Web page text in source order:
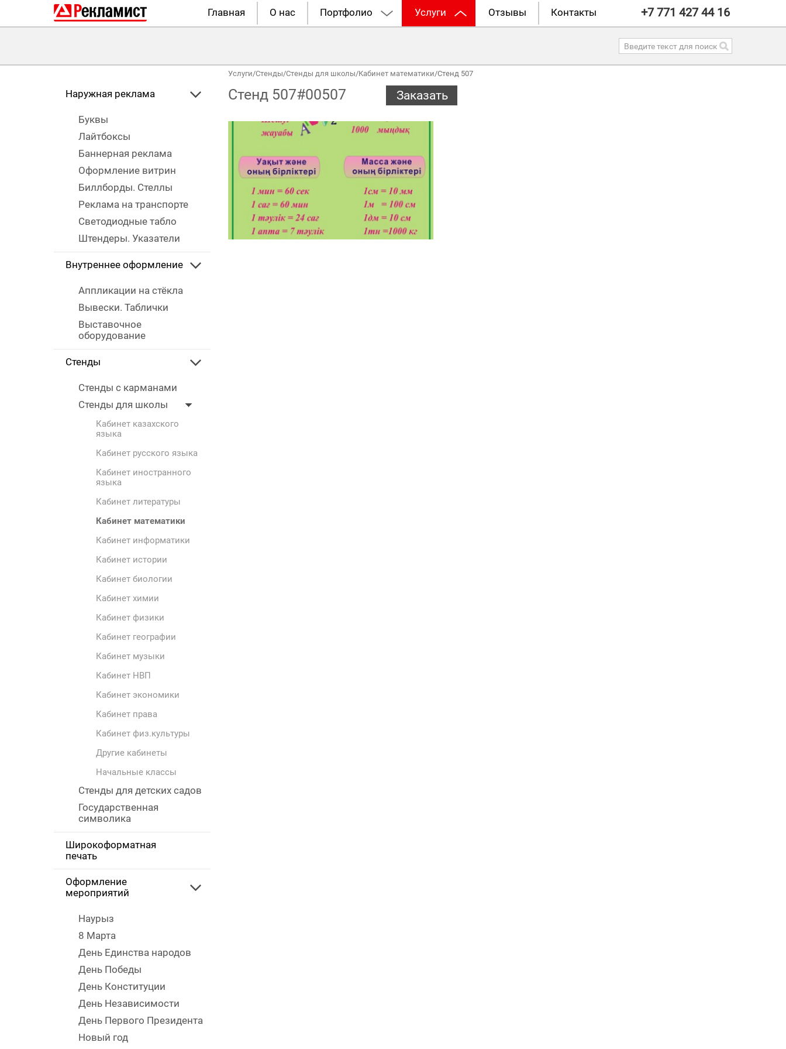
Главная О нас Портфолио Услуги Отзывы Контакты +7 771 427 44 16
Наружная реклама
Буквы
Лайтбоксы
Баннерная реклама
Оформление витрин
Биллборды. Стеллы
Реклама на транспорте
Светодиодные табло
Штендеры. Указатели
Внутреннее оформление
Аппликации на стёкла
Вывески. Таблички
Выставочное
оборудование
Стенды
Стенды с карманами
Стенды для школы
Кабинет казахского
языка
Кабинет русского языка
Кабинет иностранного
языка
Кабинет литературы
Кабинет математики
Кабинет информатики
Кабинет истории
Кабинет биологии
Кабинет химии
Кабинет физики
Кабинет географии
Кабинет музыки
Кабинет НВП
Кабинет экономики
Кабинет права
Кабинет физ.культуры
Другие кабинеты
Начальные классы
Стенды для детских садов
Государственная
символика
Широкоформатная
печать
Оформление
мероприятий
Наурыз
8 Марта
День Единства народов
День Победы
День Конституции
День Независимости
День Первого Президента
Новый год
Услуги/Стенды/Стенды для школы/Кабинет математики/Стенд 507
Стенд 507#00507 Заказать